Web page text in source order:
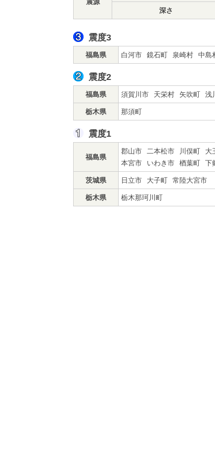
深さ
震度3
福島県 白河市 鏡石町 泉崎村 中島
震度2
福島県 須賀川市 天栄村 矢吹町 浅
栃木県 那須町
震度1
福島県
郡山市 二本松市 川俣町 大
本宮市
いわき市 楢葉町 下
茨城県 日立市 大子町 常陸大宮市
栃木県 栃木那珂川町